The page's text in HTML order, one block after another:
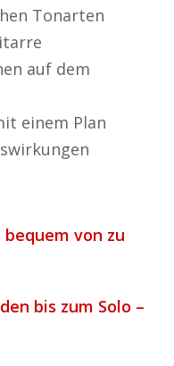
Tonarten
auf dem
einem Plan
von zu
bis zum Solo –